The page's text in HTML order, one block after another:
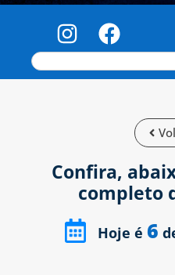
Confira,
completo
Hoje é 6